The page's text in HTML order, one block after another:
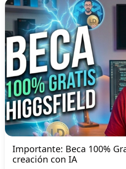
Importante: Beca 100%
creación con IA